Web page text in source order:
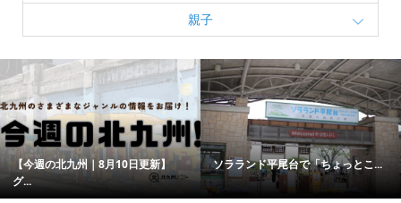
親子
【今週の北九州｜8月10日更新】
グ...
ソラランド平尾台で「ちょっとこ...